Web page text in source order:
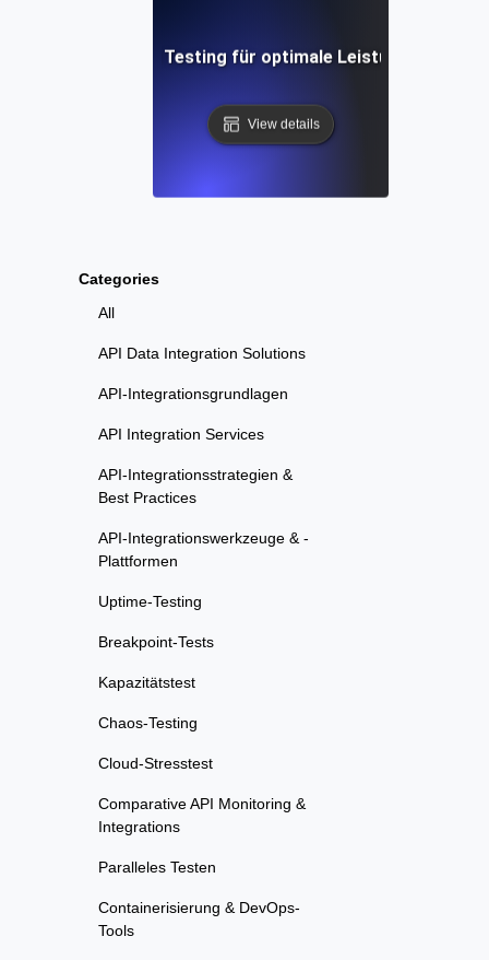
Categories
All
API Data Integration Solutions
API-Integrationsgrundlagen
API Integration Services
API-Integrationsstrategien &
Best Practices
API-Integrationswerkzeuge & -
Plattformen
Uptime-Testing
Breakpoint-Tests
Kapazitätstest
Chaos-Testing
Cloud-Stresstest
Comparative API Monitoring &
Integrations
Paralleles Testen
Containerisierung & DevOps-
Tools
Parallel Testing für optimale Leistung bei
View details